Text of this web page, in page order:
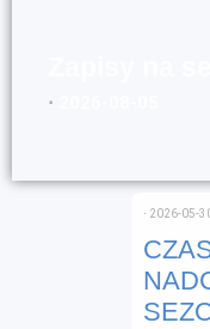
⋅
⋅ 2026-05-